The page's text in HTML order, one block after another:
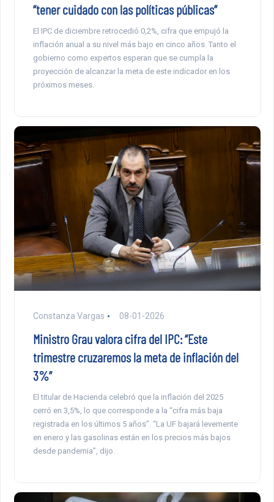
“tener cuidado con las políticas públicas”
El IPC de diciembre retrocedió 0,2%, cifra que empujó la
inflación anual a su nivel más bajo en cinco años. Tanto el
gobierno como expertos esperan que se cumpla la
proyección de alcanzar la meta de este indicador en los
próximos meses.
Constanza Vargas 08-01-2026
Ministro Grau valora cifra del IPC: “Este
trimestre cruzaremos la meta de inflación del
3%”
El titular de Hacienda celebró que la inflación del 2025
cerró en 3,5%, lo que corresponde a la “cifra más baja
registrada en los últimos 5 años”. “La UF bajará levemente
en enero y las gasolinas están en los precios más bajos
desde pandemia”, dijo.